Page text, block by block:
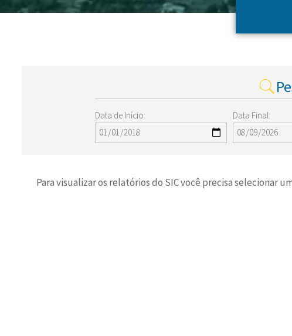
Data de Início: Data Final:
Para visualizar os relatórios do SIC você precisa selecionar